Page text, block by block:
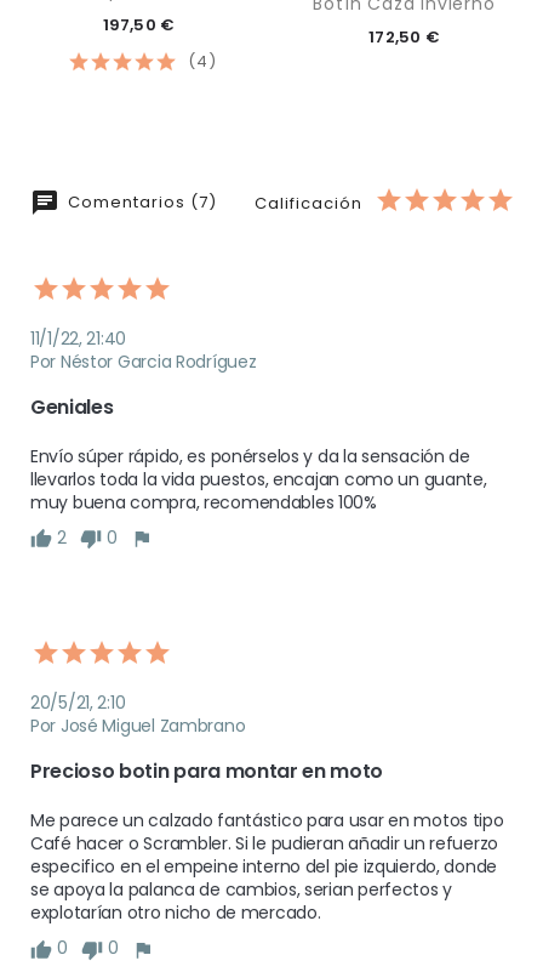
(4)
197,50 €
172,50 €
Comentarios (7) Calificación
11/1/22, 21:40
Por Néstor Garcia Rodríguez
Geniales
Envío súper rápido, es ponérselos y da la sensación de
llevarlos toda la vida puestos, encajan como un guante,
muy buena compra, recomendables 100%
2
0
20/5/21, 2:10
Por José Miguel Zambrano
Precioso botin para montar en moto
Me parece un calzado fantástico para usar en motos tipo
Café hacer o Scrambler. Si le pudieran añadir un refuerzo
especifico en el empeine interno del pie izquierdo, donde
se apoya la palanca de cambios, serian perfectos y
explotarían otro nicho de mercado.
0
0